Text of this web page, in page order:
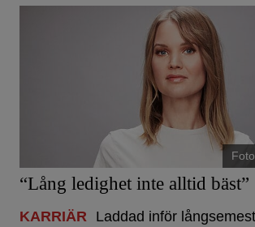
“Lång ledighet inte alltid bäst”
KARRIÄR
Laddad inför